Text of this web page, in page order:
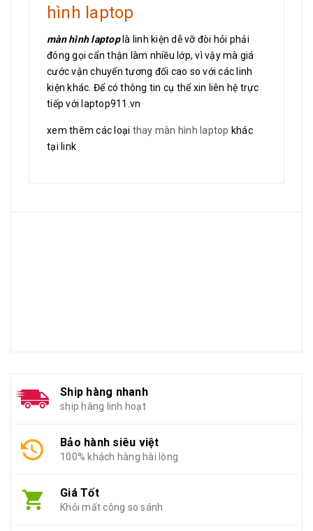
hình laptop
màn hình laptoplà linh kiện dễ vỡ đòi hỏi phải
đóng gọi cẩn thận làm nhiều lớp, vì vậy mà giá
cước vận chuyển tương đối cao so với các linh
kiện khác. Để có thông tin cụ thể xin liên hệ trực
tiếp với laptop911.vn
xem thêm các loại thay màn hình laptop khác
tại link
Ship hàng nhanh
ship hàng linh hoạt
Bảo hành siêu việt
100% khách hàng hài lòng
Giá Tốt
Khỏi mất công so sánh